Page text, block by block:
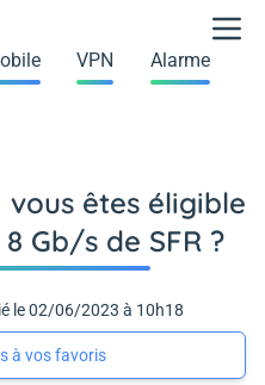
VPN Alarme
êtes éligible
Gb/s de SFR ?
le 02/06/2023 à 10h18
à vos favoris